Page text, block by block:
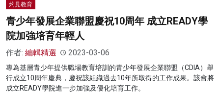
灼見教育
青少年發展企業聯盟慶祝10周年 成立READY學
院加強培育年輕人
作者: 編輯精選 2023-03-06
專為基層青少年提供職場教育培訓的青少年發展企業聯盟（CDIA）舉
行成立10周年慶典，慶祝該組織過去10年所取得的工作成果。該會將
成立READY學院進一步加強及優化培育工作。